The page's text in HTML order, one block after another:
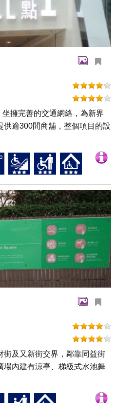
擁完善的交通網絡，為新界
供逾300間商舖，整個項目的設
街及又新街交界，鄰靠同益街
場內建有涼亭、梯級式水池舞